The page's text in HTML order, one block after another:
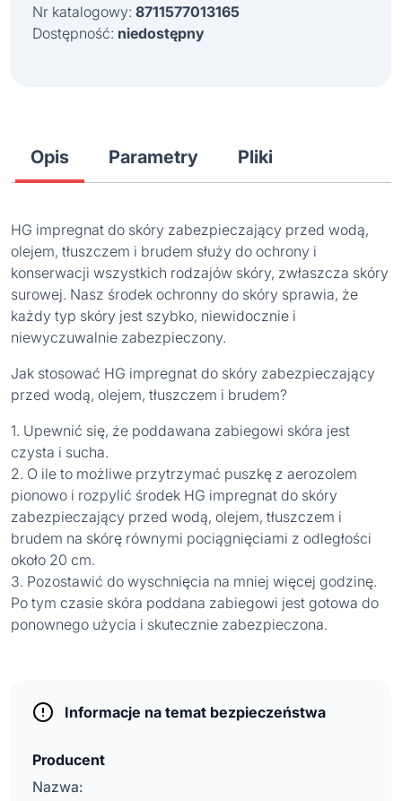
Nr katalogowy: 8711577013165
Dostępność: niedostępny
Opis Parametry Pliki
HG impregnat do skóry zabezpieczający przed wodą,
olejem, tłuszczem i brudem służy do ochrony i
konserwacji wszystkich rodzajów skóry, zwłaszcza skóry
surowej. Nasz środek ochronny do skóry sprawia, że
każdy typ skóry jest szybko, niewidocznie i
niewyczuwalnie zabezpieczony.
Jak stosować HG impregnat do skóry zabezpieczający
przed wodą, olejem, tłuszczem i brudem?
1. Upewnić się, że poddawana zabiegowi skóra jest
czysta i sucha.
2. O ile to możliwe przytrzymać puszkę z aerozolem
pionowo i rozpylić środek HG impregnat do skóry
zabezpieczający przed wodą, olejem, tłuszczem i
brudem na skórę równymi pociągnięciami z odległości
około 20 cm.
3. Pozostawić do wyschnięcia na mniej więcej godzinę.
Po tym czasie skóra poddana zabiegowi jest gotowa do
ponownego użycia i skutecznie zabezpieczona.
Informacje na temat bezpieczeństwa
Producent
Nazwa: